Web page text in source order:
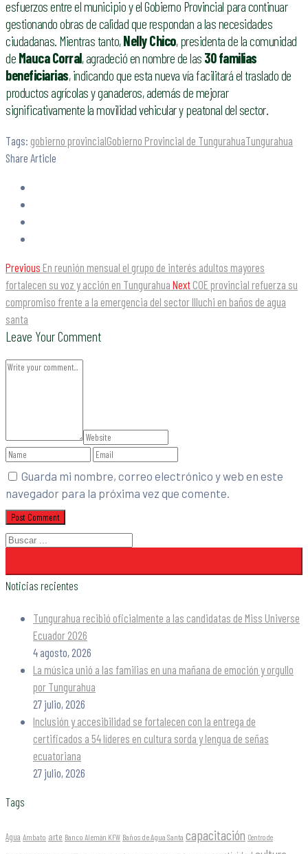
esfuerzos entre el municipio y el Gobierno Provincial para continuar
gestionando obras de calidad que respondan a las necesidades
ciudadanas. Mientras tanto,Nelly Chico, presidenta de la comunidad
de Mauca Corral, agradeció en nombre de las 30 familias
beneficiarias, indicando que esta nueva vía facilitará el traslado de
productos agrícolas y ganaderos, además de mejorar
significativamente la movilidad vehicular y peatonal del sector.
Tags: gobierno provincialGobierno Provincial de TungurahuaTungurahua
Share Article
Previous En reunión mensual el grupo de interés adultos mayores
fortalecen su voz y acción en Tungurahua Next COE provincial refuerza su
compromiso frente a la emergencia del sector Illuchi en baños de agua
santa
Leave Your Comment
Guarda mi nombre, correo electrónico y web en este
navegador para la próxima vez que comente.
Noticias recientes
Tungurahua recibió oficialmente a las candidatas de Miss Universe
Ecuador 2026
4 agosto, 2026
La música unió a las familias en una mañana de emoción y orgullo
por Tungurahua
27 julio, 2026
Inclusión y accesibilidad se fortalecen con la entrega de
certificados a 54 líderes en cultura sorda y lengua de señas
ecuatoriana
27 julio, 2026
Tags
Agua Ambato arte Banco Alemán KFW Baños de Agua Santa capacitación Centro de